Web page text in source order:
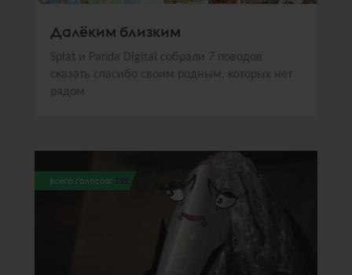
Далёким близким
Splat и Panda Digital собрали 7 поводов
сказать спасибо своим родным, которых нет
рядом
всего голосов: 392